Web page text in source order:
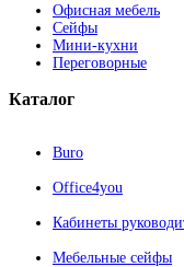
Офисная мебель
Сейфы
Мини-кухни
Переговорные
Каталог
Buro
Office4you
Кабинеты
Мебельные сейфы